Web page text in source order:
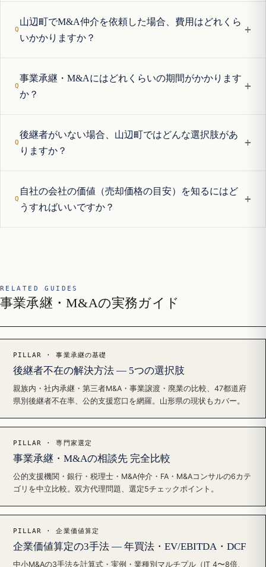
山辺町でM&A仲介を依頼した場合、費用はどれくら
いかかりますか？
+
事業承継・M&Aにはどれくらいの期間がかかります
か？
+
後継者がいない場合、山辺町ではどんな選択肢があ
りますか？
+
自社の会社の価値（売却価格の目安）を知るにはど
うすればいいですか？
+
RELATED GUIDES
事業承継・M&Aの実務ガイド
PILLAR · 事業承継の基礎
後継者不在の解決方法 — 5つの選択肢
親族内・社内承継・第三者M&A・事業譲渡・廃業の比較、47都道府
県別後継者不在率、公的支援窓口を網羅。山形県の現状もカバー。
PILLAR · 専門家選定
事業承継・M&Aの相談先 完全比較
公的支援機関・銀行・税理士・M&A仲介・FA・M&Aコンサルの6カテ
ゴリを中立比較。双方代理問題、選定5チェックポイント。
PILLAR · 企業価値算定
企業価値算定の3手法 — 年買法・EV/EBITDA・DCF
中小M&Aの3手法を計算式・実例・業種別マルチプル（IT 4〜8倍、